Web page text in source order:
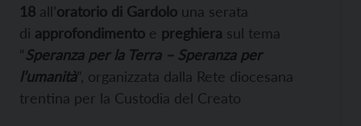
18 all’oratorio di Gardolo una serata
di approfondimento e preghiera sul tema
“Speranza per la Terra – Speranza per
l’umanità”, organizzata dalla Rete diocesana
trentina per la Custodia del Creato